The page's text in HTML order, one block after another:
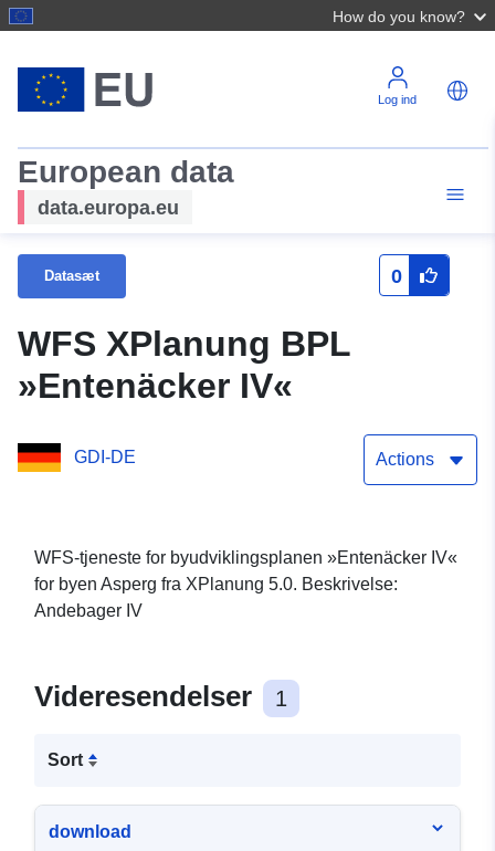
How do you know?
Log ind
European data
data.europa.eu
Datasæt 0
WFS XPlanung BPL
»Entenäcker IV«
GDI-DE Actions
WFS-tjeneste for byudviklingsplanen »Entenäcker IV«
for byen Asperg fra XPlanung 5.0. Beskrivelse:
Andebager IV
Videresendelser 1
Sort
download